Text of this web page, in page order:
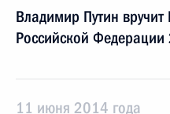
Владимир Путин вручит
Российской
11 июня 2014 года